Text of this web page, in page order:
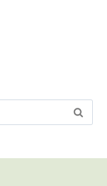
Cerca